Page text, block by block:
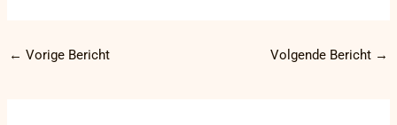
← Vorige Bericht Volgende Bericht →